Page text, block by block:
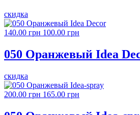
скидка
140.00 грн 100.00 грн
050 Оранжевый Idea
скидка
200.00 грн 165.00 грн